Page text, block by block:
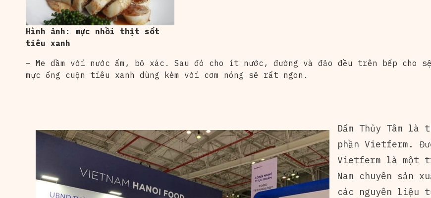
Hình ảnh: mực nhồi thịt sốt
tiêu xanh
– Me dầm với nước ấm, bỏ xác. Sau đó cho ít nước, đường và đảo đều trên bếp cho
mực ống cuộn tiêu xanh dùng kèm với cơm nóng sẽ rất ngon.
Dấm Thủy Tâm
phần Vietferm.
Vietferm là một
Nam chuyên sản
các nguyên liệu